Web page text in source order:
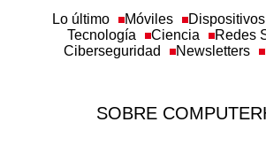
Lo último Móviles Dispositivos
Tecnología
Ciencia
Redes
Ciberseguridad
Newsletters
SOBRE